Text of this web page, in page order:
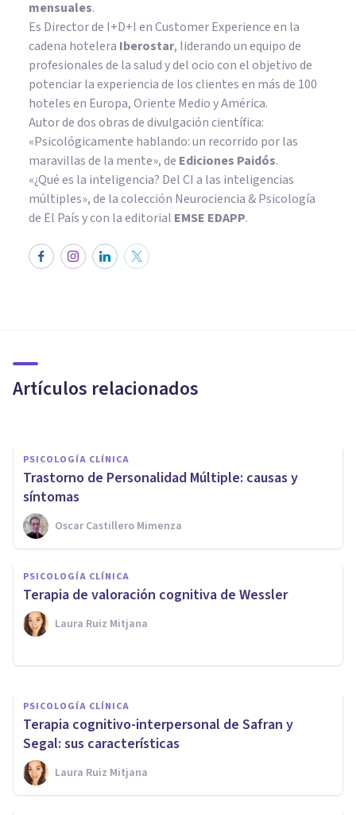
mensuales.
Es Director de I+D+I en Customer Experience en la
cadena hotelera Iberostar, liderando un equipo de
profesionales de la salud y del ocio con el objetivo de
potenciar la experiencia de los clientes en más de 100
hoteles en Europa, Oriente Medio y América.
Autor de dos obras de divulgación científica:
«Psicológicamente hablando: un recorrido por las
maravillas de la mente», de Ediciones Paidós.
«¿Qué es la inteligencia? Del CI a las inteligencias
múltiples», de la colección Neurociencia & Psicología
de El País y con la editorial EMSE EDAPP.
Artículos relacionados
tratamiento
PSICOLOGÍA CLÍNICA
Trastorno de Personalidad Múltiple: causas y
síntomas
Oscar Castillero Mimenza
PSICOLOGÍA CLÍNICA
Terapia de valoración cognitiva de Wessler
Laura Ruiz Mitjana
PSICOLOGÍA CLÍNICA
Trastorno de inestabilidad
emocional de la personalidad:
síntomas, tipos y tratamientos
PSICOLOGÍA CLÍNICA
Terapia cognitivo-interpersonal de Safran y
Segal: sus características
Laura Ruiz Mitjana